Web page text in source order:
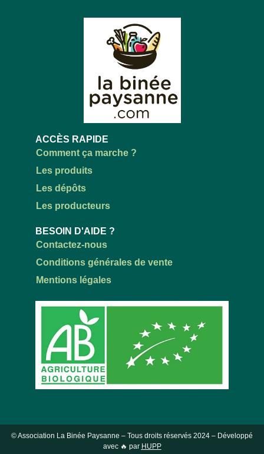
ACCÈS RAPIDE
Comment ça marche ?
Les produits
Les dépôts
Les producteurs
BESOIN D'AIDE ?
Contactez-nous
Conditions générales de vente
Mentions légales
© Association La Binée Paysanne – Tous droits réservés 2024 – Développé
avec 🔥 par HUPP